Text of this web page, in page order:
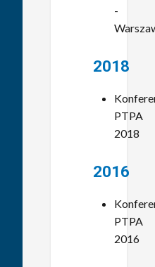
-
2018
PTPA
2018
2016
PTPA
2016